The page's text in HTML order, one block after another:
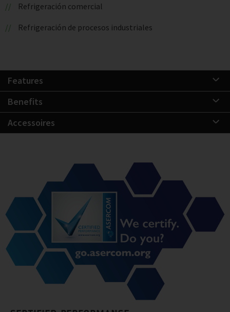
Refrigeración comercial
Refrigeración de procesos industriales
Features
Benefits
Accessoires